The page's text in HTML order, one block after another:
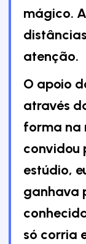
mágico.
atenção.
O apoio
através
forma na
convidou
estúdio,
ganhava
só corria